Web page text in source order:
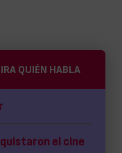
QUIÉN HABLA
el cine